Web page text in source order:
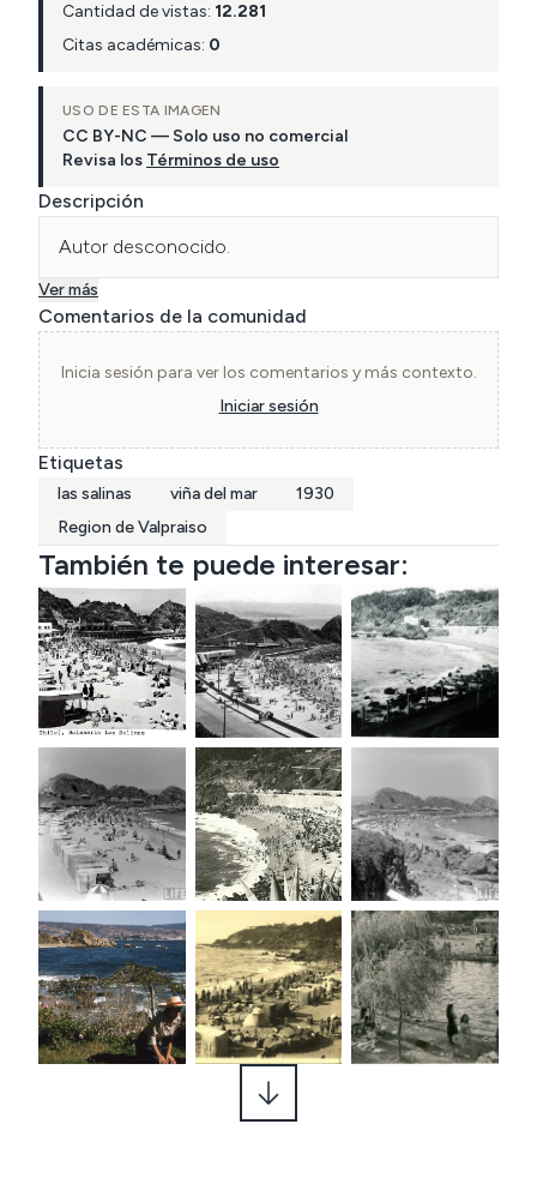
Cantidad de vistas: 12.281
Citas académicas: 0
USO DE ESTA IMAGEN
CC BY-NC — Solo uso no comercial
Revisa los Términos de uso
Descripción
Autor desconocido.
Ver más
Comentarios de la comunidad
Inicia sesión para ver los comentarios y más contexto.
Iniciar sesión
Etiquetas
las salinas viña del mar
1930
Region de Valpraiso
También te puede interesar: